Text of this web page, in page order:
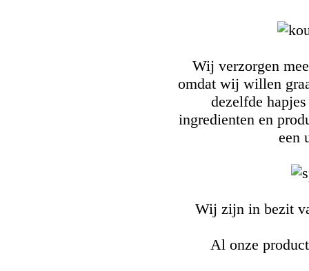
Wij verzorgen
omdat wij willen
dezelfde
ingredienten en
een
Wij zijn in bezit
Al onze